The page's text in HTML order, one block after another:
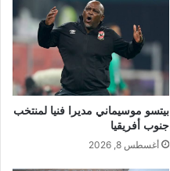
بيتسو موسيماني مديرا فنيا لمنتخب
جنوب أفريقيا
أغسطس 8, 2026